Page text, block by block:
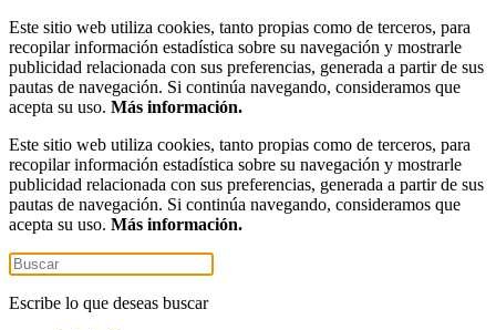
Este sitio web utiliza cookies, tanto propias como de terceros, para
recopilar información estadística sobre su navegación y mostrarle
publicidad relacionada con sus preferencias, generada a partir de sus
pautas de navegación. Si continúa navegando, consideramos que
acepta su uso. Más información.
Este sitio web utiliza cookies, tanto propias como de terceros, para
recopilar información estadística sobre su navegación y mostrarle
publicidad relacionada con sus preferencias, generada a partir de sus
pautas de navegación. Si continúa navegando, consideramos que
acepta su uso. Más información.
Escribe lo que deseas buscar